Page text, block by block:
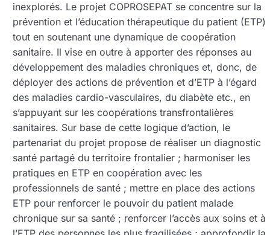
inexplorés. Le projet COPROSEPAT se concentre sur la
prévention et l’éducation thérapeutique du patient (ETP)
tout en soutenant une dynamique de coopération
sanitaire. Il vise en outre à apporter des réponses au
développement des maladies chroniques et, donc, de
déployer des actions de prévention et d’ETP à l’égard
des maladies cardio-vasculaires, du diabète etc., en
s’appuyant sur les coopérations transfrontalières
sanitaires. Sur base de cette logique d’action, le
partenariat du projet propose de réaliser un diagnostic
santé partagé du territoire frontalier ; harmoniser les
pratiques en ETP en coopération avec les
professionnels de santé ; mettre en place des actions
ETP pour renforcer le pouvoir du patient malade
chronique sur sa santé ; renforcer l’accès aux soins et à